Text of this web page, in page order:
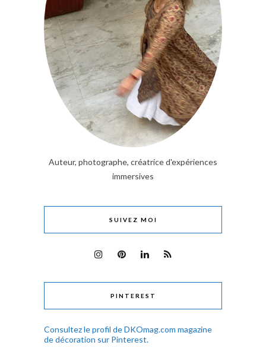
Auteur, photographe, créatrice d'expériences
immersives
SUIVEZ MOI
PINTEREST
Consultez le profil de DKOmag.com magazine
de décoration sur Pinterest.